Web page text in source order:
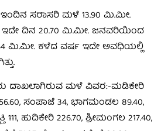
ಇಂದಿನ ಸರಾಸರಿ ಮಳೆ 13.90 ಮಿ.ಮೀ.
ದಿನ 20.70 ಮಿ.ಮೀ. ಜನವರಿಯಿಂದ
ಮಿ.ಮೀ. ಕಳೆದ ವರ್ಷ ಇದೇ ಅವಧಿಯಲ್ಲಿ
ದಾಖಲಾಗಿರುವ ಮಳೆ ವಿವರ:-ಮಡಿಕೇರಿ
ಸಂಪಾಜೆ 34, ಭಾಗಮಂಡಲ 89.40,
ಹುದಿಕೇರಿ 226.70, ಶ್ರೀಮಂಗಲ 217.40,